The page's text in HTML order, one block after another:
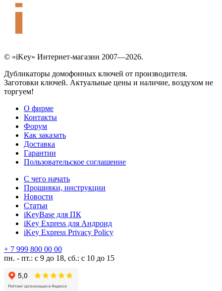
© «iKey» Интернет-магазин 2007—2026.
Дубликаторы домофонных ключей от производителя.
Заготовки ключей. Актуальные цены и наличие, воздухом не
торгуем!
О фирме
Контакты
Форум
Как заказать
Доставка
Гарантии
Пользовательское соглашение
С чего начать
Прошивки, инструкции
Новости
Статьи
iKeyBase для ПК
iKey Express для Андроид
iKey Express Privacy Policy
+ 7 999 800 00 00
пн. - пт.: с 9 до 18, сб.: с 10 до 15